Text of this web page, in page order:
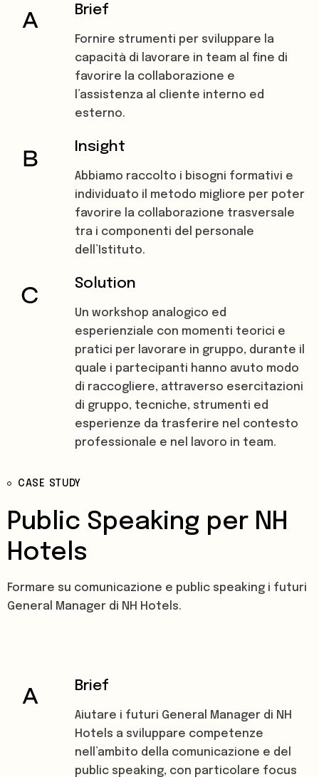
Brief
Fornire strumenti per sviluppare la
capacità di lavorare in team al fine di
favorire la collaborazione e
l’assistenza al cliente interno ed
esterno.
Insight
Abbiamo raccolto i bisogni formativi e
individuato il metodo migliore per poter
favorire la collaborazione trasversale
tra i componenti del personale
dell’Istituto.
Solution
Un workshop analogico ed
esperienziale con momenti teorici e
pratici per lavorare in gruppo, durante il
quale i partecipanti hanno avuto modo
di raccogliere, attraverso esercitazioni
di gruppo, tecniche, strumenti ed
esperienze da trasferire nel contesto
professionale e nel lavoro in team.
CASE STUDY
Public Speaking per NH
Hotels
Formare su comunicazione e public speaking i futuri
General Manager di NH Hotels.
Brief
Aiutare i futuri General Manager di NH
Hotels a sviluppare competenze
nell’ambito della comunicazione e del
public speaking, con particolare focus